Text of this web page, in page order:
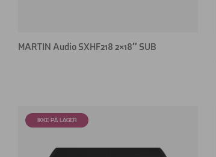
MARTIN Audio SXHF218 2×18″ SUB